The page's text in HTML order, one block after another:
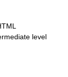
level